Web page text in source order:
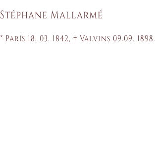
Stéphane Mallarmé
* París 18. 03. 1842, † Valvins 09.09. 1898.